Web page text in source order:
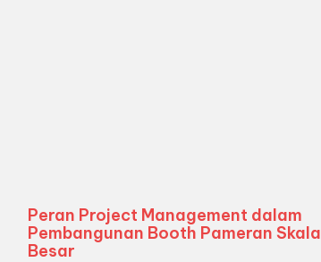
Peran Project Management dalam
Pembangunan Booth Pameran Skala
Besar